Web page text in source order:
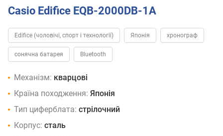
Casio Edifice EQB-2000DB-1A
Edifice (чоловічі, спорт і технології) Японія хронограф
сонячна батарея Bluetooth
Механізм: кварцові
Країна походження: Японія
Тип циферблата: стрілочний
Корпус: сталь